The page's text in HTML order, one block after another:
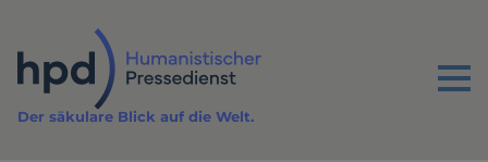
Inhalt
Menu
Der säkulare Blick auf die Welt.